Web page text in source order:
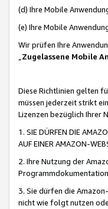
(d) Ihre Mobile
(e) Ihre Mobile
Wir prüfen Ihre
„Zugelassene Mobile
Diese Richtlinien gelten
müssen jederzeit strikt
Lizenzen bezüglich Ihrer
1. SIE DÜRFEN DIE
AUF EINER AMAZON-
2. Ihre Nutzung der
3. Sie dürfen die
nicht wie folgt nutzen